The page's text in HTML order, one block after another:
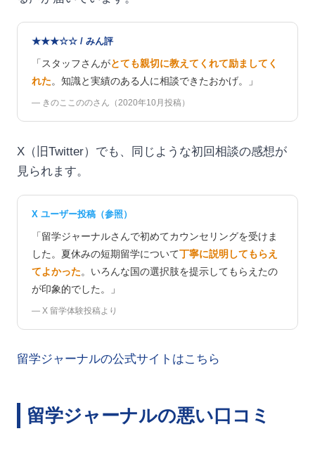
★★★☆☆ / みん評
「スタッフさんがとても親切に教えてくれて励ましてく
れた。知識と実績のある人に相談できたおかげ。」
— きのここののさん（2020年10月投稿）
X（旧Twitter）でも、同じような初回相談の感想が
見られます。
X ユーザー投稿（参照）
「留学ジャーナルさんで初めてカウンセリングを受けま
した。夏休みの短期留学について丁寧に説明してもらえ
てよかった。いろんな国の選択肢を提示してもらえたの
が印象的でした。」
— X 留学体験投稿より
留学ジャーナルの公式サイトはこちら
留学ジャーナルの悪い口コミ